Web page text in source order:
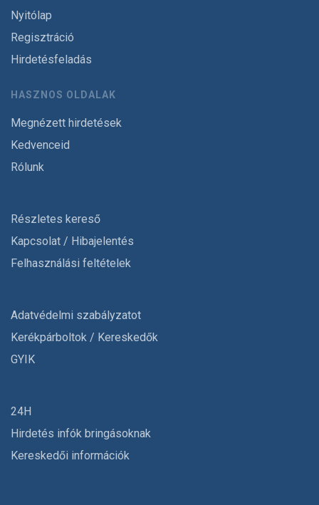
Nyitólap
Regisztráció
Hirdetésfeladás
HASZNOS OLDALAK
Megnézett hirdetések
Kedvenceid
Rólunk
Részletes kereső
Kapcsolat / Hibajelentés
Felhasználási feltételek
Adatvédelmi szabályzatot
Kerékpárboltok / Kereskedők
GYIK
24H
Hirdetés infók bringásoknak
Kereskedői információk